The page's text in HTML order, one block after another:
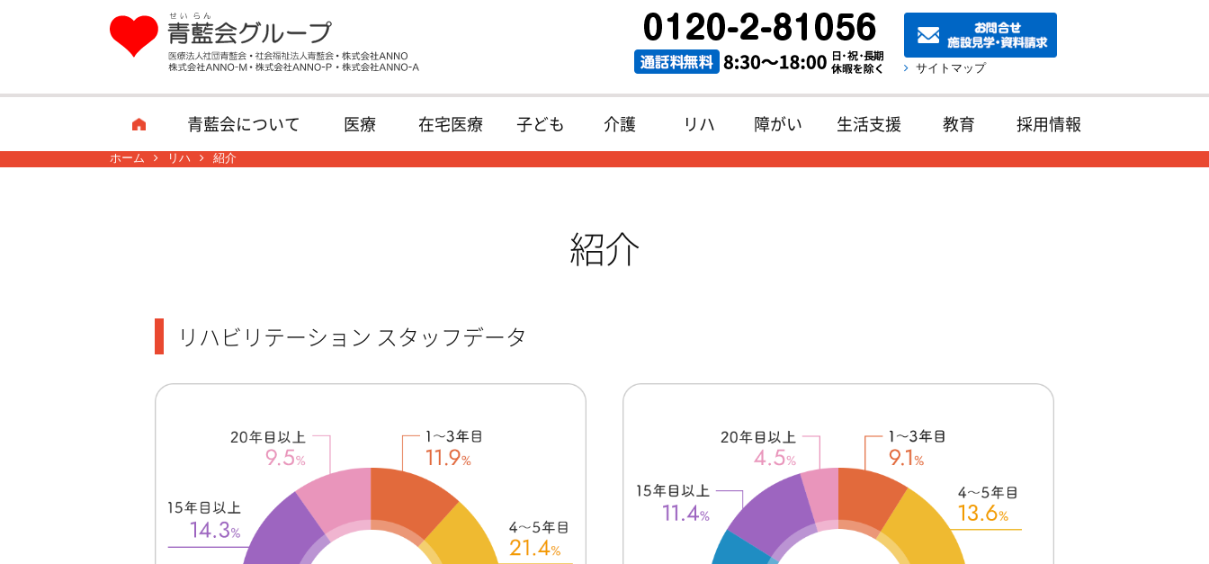
サイトマップ
青藍会について 医療 在宅医療 子ども 介護 リハ 障がい 生活支援 教育 採用情報
ホーム リハ 紹介
紹介
リハビリテーション スタッフデータ